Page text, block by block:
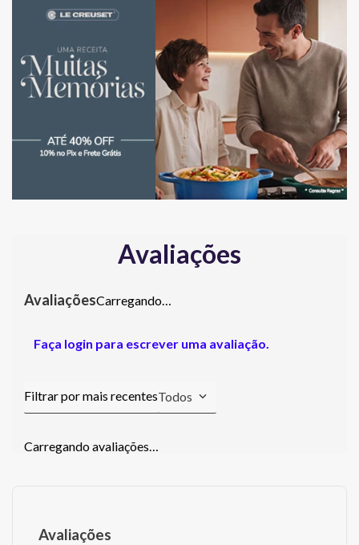
Avaliações
Carregando…
Faça login para escrever uma avaliação.
Todos
Carregando avaliações…
Avaliações